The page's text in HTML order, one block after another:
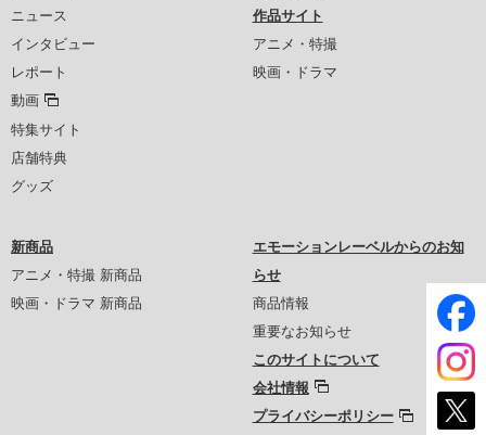
ニュース
インタビュー
レポート
動画
特集サイト
店舗特典
グッズ
作品サイト
アニメ・特撮
映画・ドラマ
新商品
アニメ・特撮 新商品
映画・ドラマ 新商品
エモーションレーベルからのお知
らせ
商品情報
重要なお知らせ
このサイトについて
会社情報
プライバシーポリシー